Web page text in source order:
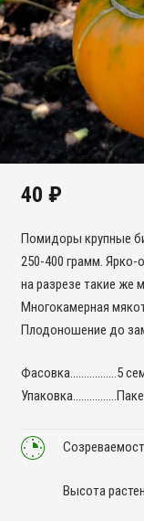
40 ₽
Помидоры крупные
250-400 грамм.
на разрезе такие же
Многокамерная
Плодоношение до
Фасовка……………..5
Высота